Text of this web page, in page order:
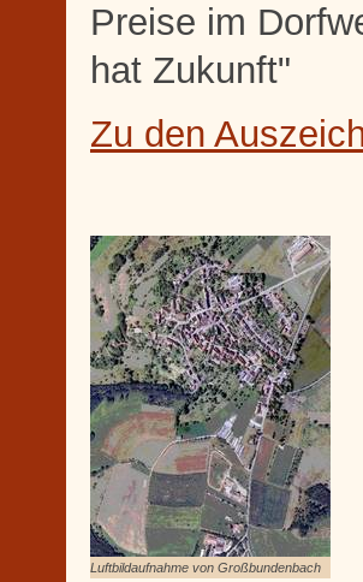
Preise im
hat Zukunft"
Zu den
Luftbildaufnahme von Großbundenbach